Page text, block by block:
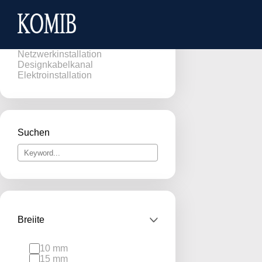
Brüstungskanäle
Kabelkanäle
Netzwerkinstallation
Designkabelkanal
Elektroinstallation
Suchen
Breiite
10 mm
15 mm